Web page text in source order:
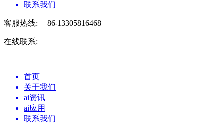
联系我们
客服热线: +86-13305816468
在线联系:
首页
关于我们
ai资讯
ai应用
联系我们